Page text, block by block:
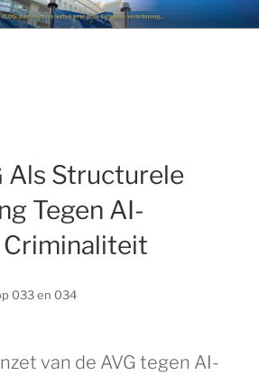
BENSE
snel en efficient.
Als Structurele
Tegen AI-
Criminaliteit
033 en 034
van de AVG tegen AI-